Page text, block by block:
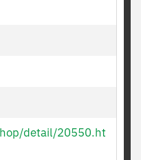
detail/20550.ht